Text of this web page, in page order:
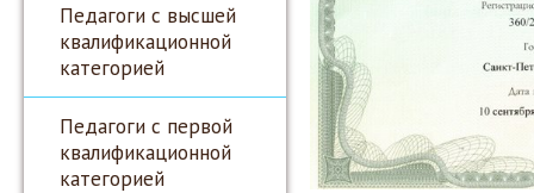
Педагоги с высшей
квалификационной
категорией
Педагоги с первой
квалификационной
категорией